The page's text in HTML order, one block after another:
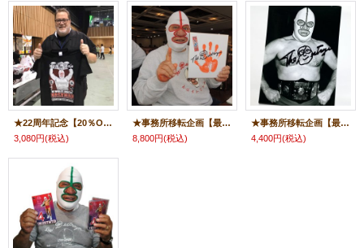
★22周年記念【20％OFF】!!★【ザ・デストロイヤー メモリアルTシャツ(2)】覆面十番勝負
3,080円(税込)
★事務所移転企画【最大50％OFF】!!★ザ・デストロイヤー氏【手形入り・直筆サイン色紙】
8,800円(税込)
★事務所移転企画【最大50％OFF】!!★故ザ・デストロイヤー氏【直筆サイン入り生写真】
4,400円(税込)